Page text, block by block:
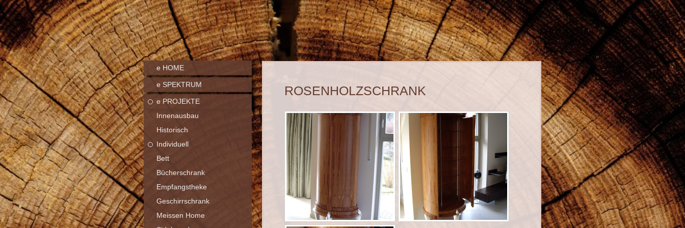
e HOME
e SPEKTRUM
e PROJEKTE
Innenausbau
Historisch
Individuell
Bett
Bücherschrank
Empfangstheke
Geschirrschrank
Meissen Home
ROSENHOLZSCHRANK